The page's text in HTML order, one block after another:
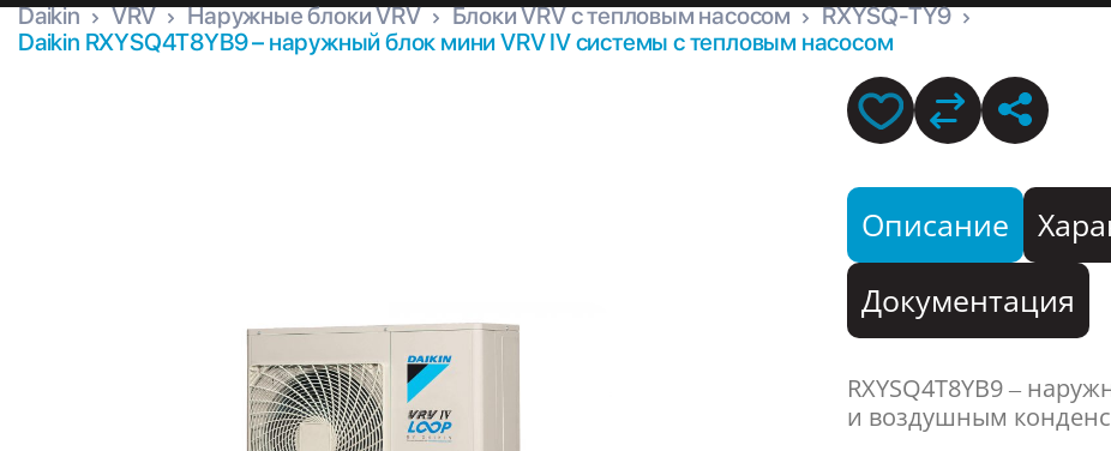
Daikin VRV Наружные блоки VRV Блоки VRV с тепловым насосом
RXYSQ-TY9
Daikin RXYSQ4T8YB9 – наружный блок мини VRV IV системы с тепловым насосом
Описание
Документация
RXYSQ4T8YB9 –
и воздушным